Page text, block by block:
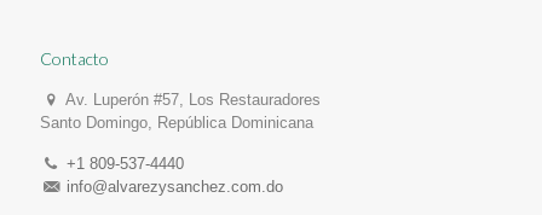
Contacto
Av. Luperón #57, Los Restauradores
Santo Domingo, República Dominicana
+1 809-537-4440
info@alvarezysanchez.com.do